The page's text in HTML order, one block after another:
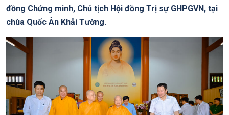
đồng Chứng minh, Chủ tịch Hội đồng Trị sự GHPGVN, tại
chùa Quốc Ân Khải Tường.